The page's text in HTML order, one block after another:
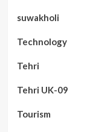
suwakholi
Technology
Tehri
Tehri UK-09
Tourism